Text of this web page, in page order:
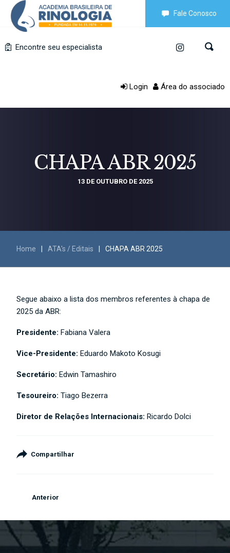
Fale Conosco
Encontre seu especialista
Login Área do associado
CHAPA ABR 2025
13 DE OUTUBRO DE 2025
Home ATA's / Editais CHAPA ABR 2025
Segue abaixo a lista dos membros referentes à chapa de
2025 da ABR:
Presidente: Fabiana Valera
Vice-Presidente: Eduardo Makoto Kosugi
Secretário: Edwin Tamashiro
Tesoureiro: Tiago Bezerra
Diretor de Relações Internacionais: Ricardo Dolci
Compartilhar
Anterior